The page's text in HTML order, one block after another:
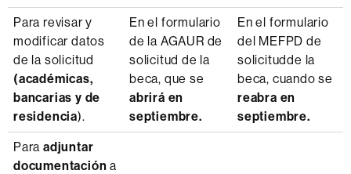
Para revisar y
modificar datos
de la solicitud
(académicas,
bancarias y de
residencia).
En el formulario
de la AGAUR de
solicitud de la
beca, que se
abrirá en
septiembre.
En el formulario
del MEFPD de
solicitudde la
beca, cuando se
reabra en
septiembre.
Para adjuntar
documentacióna